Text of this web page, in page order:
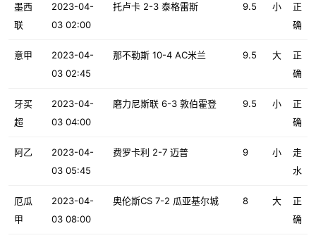
墨西
联
2023-04-
03 02:00
托卢卡 2-3 泰格雷斯 9.5 小
正
确
意甲
2023-04-
03 02:45
那不勒斯 10-4 AC米兰 9.5 大
正
确
牙买
超
2023-04-
03 04:00
磨力尼斯联 6-3 敦伯霍登 9.5 小
正
确
阿乙
2023-04-
03 05:45
费罗卡利 2-7 迈普 9 小
走
水
厄瓜
甲
2023-04-
03 08:00
奥伦斯CS 7-2 瓜亚基尔城 8 大
正
确